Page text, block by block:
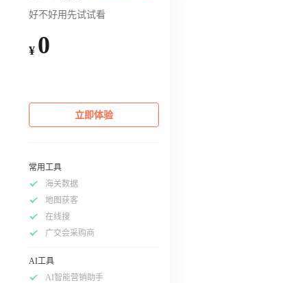
好不好用先试试看
¥ 0
立即体验
常用工具
海关数据
地图获客
在线搜
广交会采购商
AI工具
AI智能营销助手